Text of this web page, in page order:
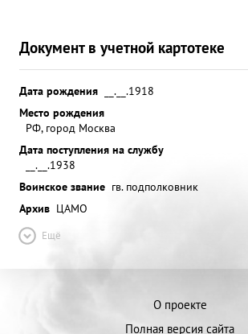
Документ в учетной картотеке
Дата рождения
__.__.1918
Место рождения
РФ, город Москва
Дата поступления на службу
__.__.1938
Воинское звание гв. подполковник
Архив ЦАМО
Ещё
О проекте
Полная версия сайта